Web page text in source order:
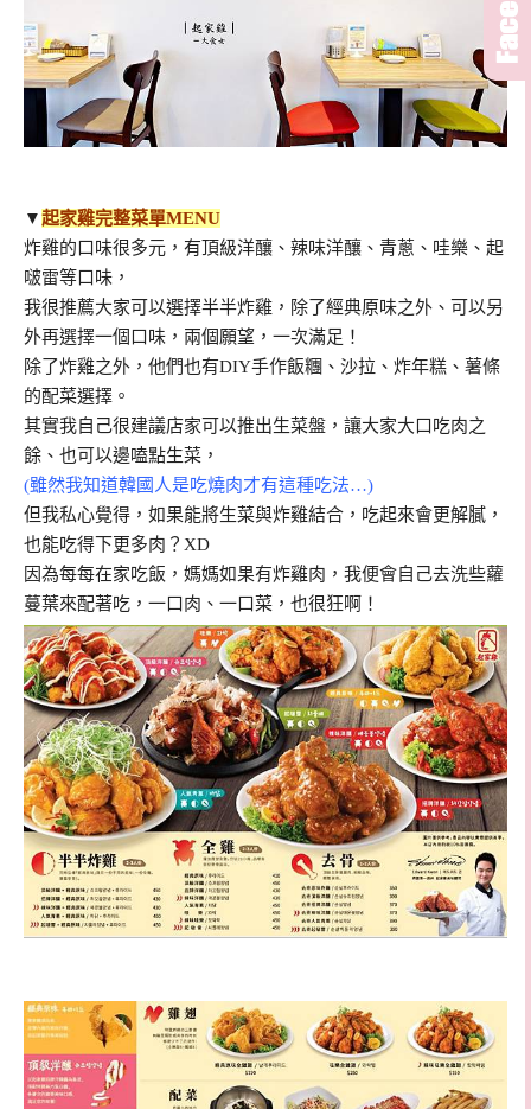
▼起家雞完整菜單MENU
炸雞的口味很多元，有頂級洋釀、辣味洋釀、青蔥、哇樂、起
啵雷等口味，
我很推薦大家可以選擇半半炸雞，除了經典原味之外、可以另
外再選擇一個口味，兩個願望，一次滿足！
除了炸雞之外，他們也有DIY手作飯糰、沙拉、炸年糕、薯條
的配菜選擇。
其實我自己很建議店家可以推出生菜盤，讓大家大口吃肉之
餘、也可以邊嗑點生菜，
(雖然我知道韓國人是吃燒肉才有這種吃法…)
但我私心覺得，如果能將生菜與炸雞結合，吃起來會更解膩，
也能吃得下更多肉？XD
因為每每在家吃飯，媽媽如果有炸雞肉，我便會自己去洗些蘿
蔓葉來配著吃，一口肉、一口菜，也很狂啊！